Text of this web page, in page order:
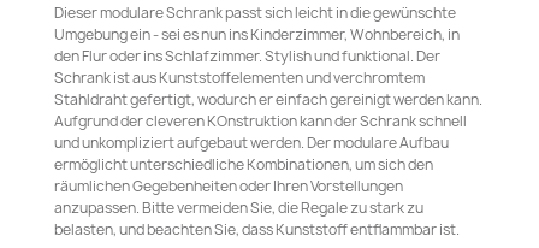
Dieser modulare Schrank passt sich leicht in die gewünschte
Umgebung ein - sei es nun ins Kinderzimmer, Wohnbereich, in
den Flur oder ins Schlafzimmer. Stylish und funktional. Der
Schrank ist aus Kunststoffelementen und verchromtem
Stahldraht gefertigt, wodurch er einfach gereinigt werden kann.
Aufgrund der cleveren KOnstruktion kann der Schrank schnell
und unkompliziert aufgebaut werden. Der modulare Aufbau
ermöglicht unterschiedliche Kombinationen, um sich den
räumlichen Gegebenheiten oder Ihren Vorstellungen
anzupassen. Bitte vermeiden Sie, die Regale zu stark zu
belasten, und beachten Sie, dass Kunststoff entflammbar ist.